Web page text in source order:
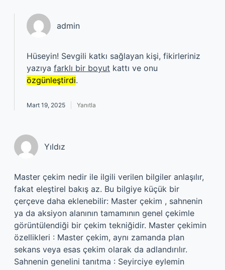
admin
Hüseyin! Sevgili katkı sağlayan kişi, fikirleriniz
yazıya farklı bir boyut kattı ve onu
özgünleştirdi.
Mart 19, 2025 Yanıtla
Yıldız
Master çekim nedir ile ilgili verilen bilgiler anlaşılır,
fakat eleştirel bakış az. Bu bilgiye küçük bir
çerçeve daha eklenebilir: Master çekim , sahnenin
ya da aksiyon alanının tamamının genel çekimle
görüntülendiği bir çekim tekniğidir. Master çekimin
özellikleri : Master çekim, aynı zamanda plan
sekans veya esas çekim olarak da adlandırılır.
Sahnenin genelini tanıtma : Seyirciye eylemin